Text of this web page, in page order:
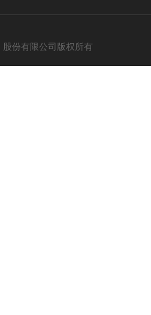
股份有限公司版权所有